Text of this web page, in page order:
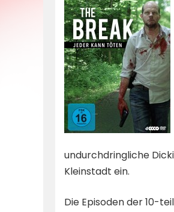
undurchdringliche
Kleinstadt ein.
Die Episoden der 10-